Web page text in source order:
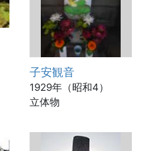
子安観音
1929年（昭和4）
立体物